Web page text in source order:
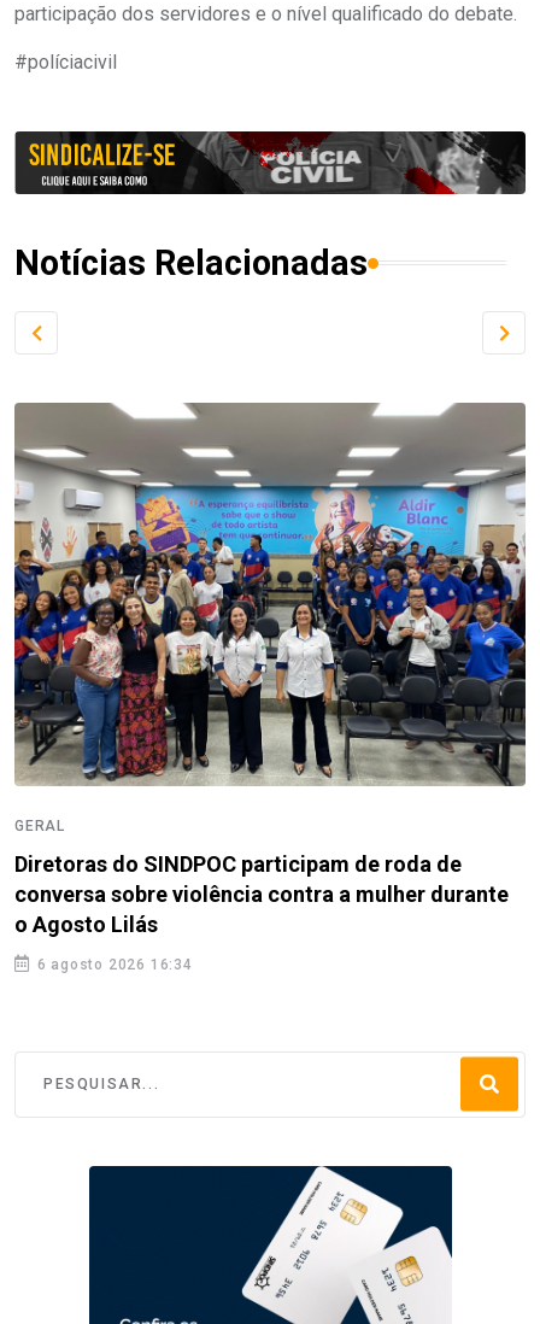
participação dos servidores e o nível qualificado do debate.
#políciacivil
Notícias Relacionadas
GERAL
Diretoras do SINDPOC participam de roda de
conversa sobre violência contra a mulher durante
o Agosto Lilás
6 agosto 2026 16:34